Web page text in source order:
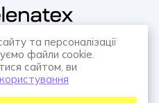
нитки. Власне виробництво.
та персоналізації
файли cookie.
сайтом, ви